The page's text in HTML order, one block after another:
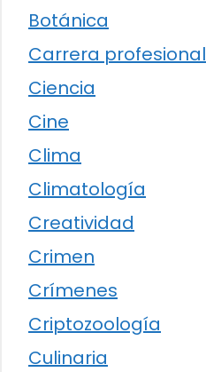
Botánica
Carrera profesional
Ciencia
Cine
Clima
Climatología
Creatividad
Crimen
Crímenes
Criptozoología
Culinaria